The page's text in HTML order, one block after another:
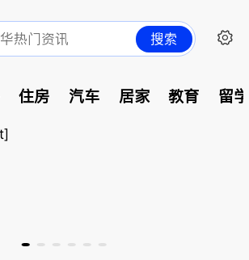
搜索
住房 汽车 居家 教育 留